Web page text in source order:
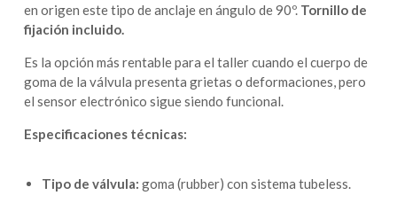
en origen este tipo de anclaje en ángulo de 90º. Tornillo de
fijación incluido.
Es la opción más rentable para el taller cuando el cuerpo de
goma de la válvula presenta grietas o deformaciones, pero
el sensor electrónico sigue siendo funcional.
Especificaciones técnicas:
Tipo de válvula: goma (rubber) con sistema tubeless.